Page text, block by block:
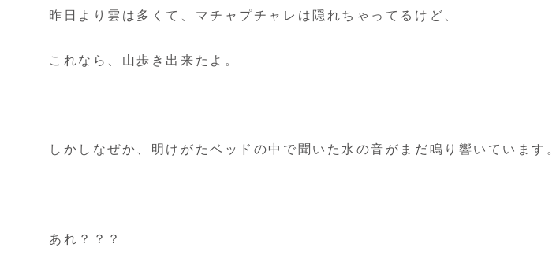
昨日より雲は多くて、マチャプチャレは隠れちゃってるけど、
これなら、山歩き出来たよ。
しかしなぜか、明けがたベッドの中で聞いた水の音がまだ鳴り響いています。
あれ？？？